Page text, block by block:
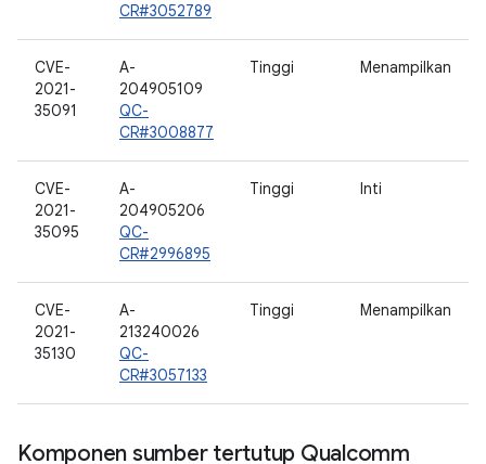
CR#3052789
CVE-
2021-
35091
A-
204905109
QC-
CR#3008877
Tinggi Menampilkan
CVE-
2021-
35095
A-
204905206
QC-
CR#2996895
Tinggi Inti
CVE-
2021-
35130
A-
213240026
QC-
CR#3057133
Tinggi Menampilkan
Komponen sumber tertutup Qualcomm